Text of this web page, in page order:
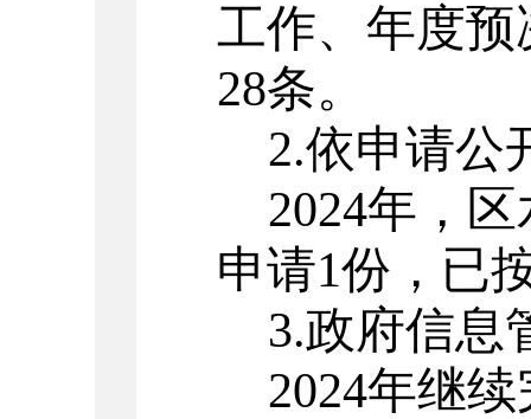
工作、年度
28条。
2.依申请公
2024年，区
申请1份，已
3.政府信息
2024年继续